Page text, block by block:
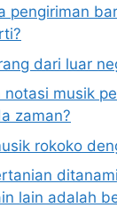
pengiriman
dari luar
musik
zaman?
rokoko
lain adalah